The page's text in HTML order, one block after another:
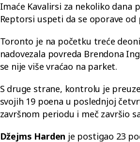
Imaće Kavalirsi za nekoliko dana
Reptorsi uspeti da se oporave
Toronto je na početku treće
nadovezala povreda Brendona
se nije više vraćao na parket.
S druge strane, kontrolu je
svojih 19 poena u poslednjoj
završnom periodu i meč završio
Džejms Harden je postigao 23